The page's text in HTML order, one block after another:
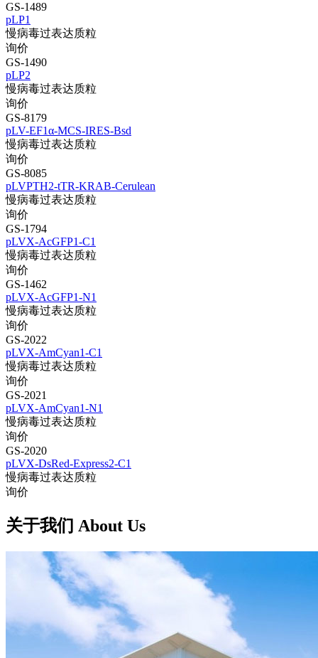
GS-1489
pLP1
慢病毒过表达质粒
询价
GS-1490
pLP2
慢病毒过表达质粒
询价
GS-8179
pLV-EF1α-MCS-IRES-Bsd
慢病毒过表达质粒
询价
GS-8085
pLVPTH2-tTR-KRAB-Cerulean
慢病毒过表达质粒
询价
GS-1794
pLVX-AcGFP1-C1
慢病毒过表达质粒
询价
GS-1462
pLVX-AcGFP1-N1
慢病毒过表达质粒
询价
GS-2022
pLVX-AmCyan1-C1
慢病毒过表达质粒
询价
GS-2021
pLVX-AmCyan1-N1
慢病毒过表达质粒
询价
GS-2020
pLVX-DsRed-Express2-C1
慢病毒过表达质粒
询价
关于我们 About Us